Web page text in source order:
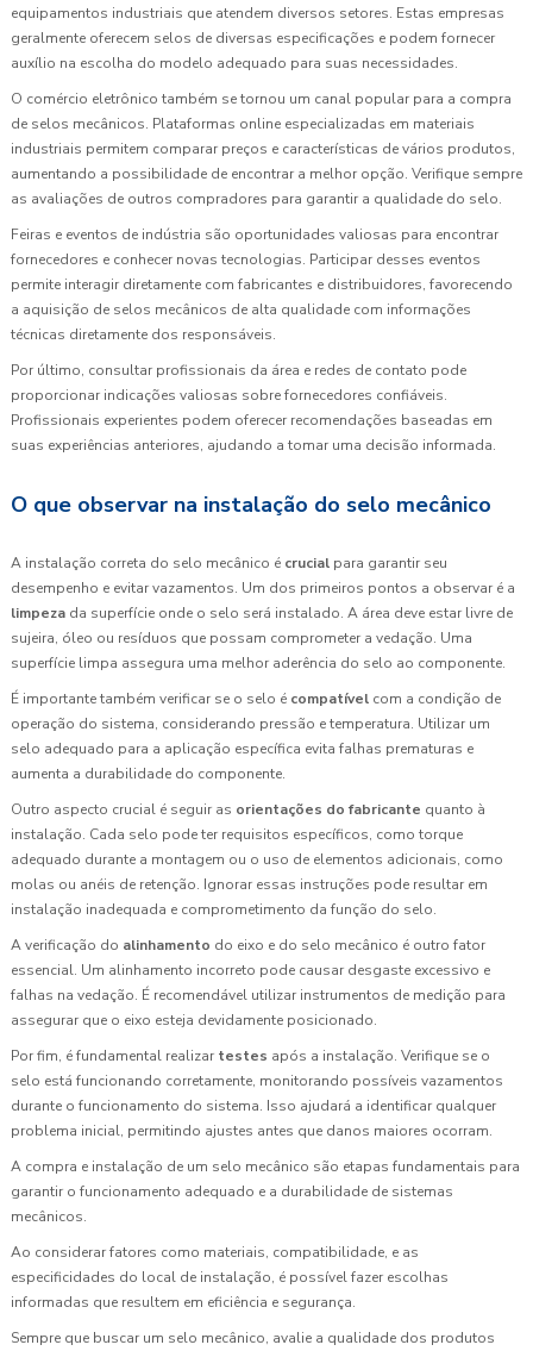
equipamentos industriais que atendem diversos setores. Estas empresas
geralmente oferecem selos de diversas especificações e podem fornecer
auxílio na escolha do modelo adequado para suas necessidades.
O comércio eletrônico também se tornou um canal popular para a compra
de selos mecânicos. Plataformas online especializadas em materiais
industriais permitem comparar preços e características de vários produtos,
aumentando a possibilidade de encontrar a melhor opção. Verifique sempre
as avaliações de outros compradores para garantir a qualidade do selo.
Feiras e eventos de indústria são oportunidades valiosas para encontrar
fornecedores e conhecer novas tecnologias. Participar desses eventos
permite interagir diretamente com fabricantes e distribuidores, favorecendo
a aquisição de selos mecânicos de alta qualidade com informações
técnicas diretamente dos responsáveis.
Por último, consultar profissionais da área e redes de contato pode
proporcionar indicações valiosas sobre fornecedores confiáveis.
Profissionais experientes podem oferecer recomendações baseadas em
suas experiências anteriores, ajudando a tomar uma decisão informada.
O que observar na instalação do selo mecânico
A instalação correta do selo mecânico é crucial para garantir seu
desempenho e evitar vazamentos. Um dos primeiros pontos a observar é a
limpeza da superfície onde o selo será instalado. A área deve estar livre de
sujeira, óleo ou resíduos que possam comprometer a vedação. Uma
superfície limpa assegura uma melhor aderência do selo ao componente.
É importante também verificar se o selo é compatível com a condição de
operação do sistema, considerando pressão e temperatura. Utilizar um
selo adequado para a aplicação específica evita falhas prematuras e
aumenta a durabilidade do componente.
Outro aspecto crucial é seguir as orientações do fabricante quanto à
instalação. Cada selo pode ter requisitos específicos, como torque
adequado durante a montagem ou o uso de elementos adicionais, como
molas ou anéis de retenção. Ignorar essas instruções pode resultar em
instalação inadequada e comprometimento da função do selo.
A verificação do alinhamento do eixo e do selo mecânico é outro fator
essencial. Um alinhamento incorreto pode causar desgaste excessivo e
falhas na vedação. É recomendável utilizar instrumentos de medição para
assegurar que o eixo esteja devidamente posicionado.
Por fim, é fundamental realizar testes após a instalação. Verifique se o
selo está funcionando corretamente, monitorando possíveis vazamentos
durante o funcionamento do sistema. Isso ajudará a identificar qualquer
problema inicial, permitindo ajustes antes que danos maiores ocorram.
A compra e instalação de um selo mecânico são etapas fundamentais para
garantir o funcionamento adequado e a durabilidade de sistemas
mecânicos.
Ao considerar fatores como materiais, compatibilidade, e as
especificidades do local de instalação, é possível fazer escolhas
informadas que resultem em eficiência e segurança.
Sempre que buscar um selo mecânico, avalie a qualidade dos produtos